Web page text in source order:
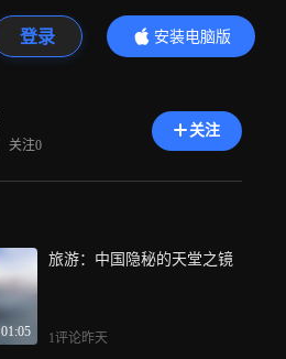
登录
安装电脑版
内容更精彩
关注0
关注
01:05
旅游：中国隐秘的天堂之镜
1评论昨天